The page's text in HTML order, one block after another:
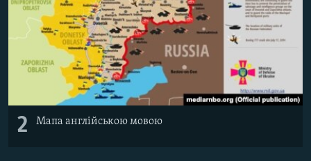
2 Мапа англійською мовою